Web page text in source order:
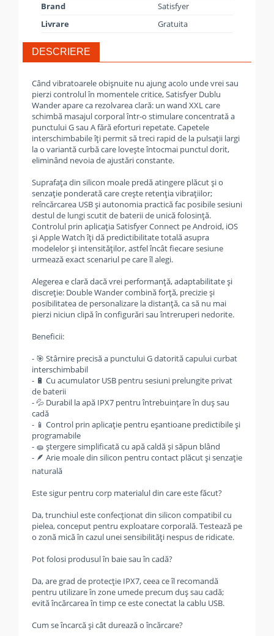
Brand
Satisfyer
Livrare
Gratuita
DESCRIERE
Când vibratoarele obișnuite nu ajung acolo unde vrei sau
pierzi controlul în momentele critice, Satisfyer Dublu
Wander apare ca rezolvarea clară: un wand XXL care
schimbă masajul corporal într‑o stimulare concentrată a
punctului G sau A fără eforturi repetate. Capetele
interschimbabile îți permit să treci rapid de la pulsații largi
la o variantă curbă care lovește întocmai punctul dorit,
eliminând nevoia de ajustări constante.
Suprafața din silicon moale predă atingere plăcut și o
senzație ponderată care crește retenția vibrațiilor;
reîncărcarea USB și autonomia practică fac posibile sesiuni
destul de lungi scutit de baterii de unică folosință.
Controlul prin aplicația Satisfyer Connect pe Android, iOS
și Apple Watch îți dă predictibilitate totală asupra
modelelor și intensităților, astfel încât fiecare sesiune
urmează exact scenariul pe care îl alegi.
Alegerea e clară dacă vrei performanță, adaptabilitate și
discreție: Double Wander combină forță, precizie și
posibilitatea de personalizare la distanță, ca să nu mai
pierzi niciun clipă în configurări sau întreruperi nedorite.
Beneficii:
- 🎯 Stârnire precisă a punctului G datorită capului curbat
interschimbabil
- 🔋 Cu acumulator USB pentru sesiuni prelungite privat
de baterii
- 💦 Durabil la apă IPX7 pentru întrebuințare în duș sau
cadă
- 📱 Control prin aplicație pentru eșantioane predictibile și
programabile
- 🧽 ștergere simplificată cu apă caldă și săpun blând
- 🪶 Arie moale din silicon pentru contact plăcut și senzație
naturală
Este sigur pentru corp materialul din care este făcut?
Da, trunchiul este confecționat din silicon compatibil cu
pielea, conceput pentru exploatare corporală. Testează pe
o zonă mică în cazul unei sensibilități nespus de ridicate.
Pot folosi produsul în baie sau în cadă?
Da, are grad de protecție IPX7, ceea ce îl recomandă
pentru utilizare în zone umede precum duș sau cadă;
evită încărcarea în timp ce este conectat la cablu USB.
Cum se încarcă și cât durează o încărcare?